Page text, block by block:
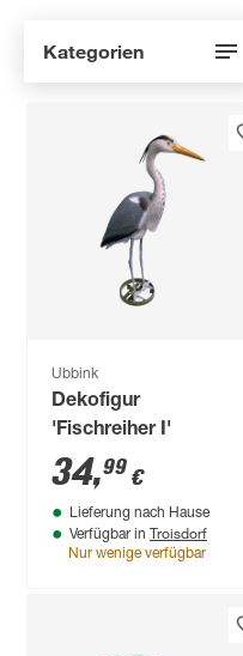
Kategorien
Ubbink
Dekofigur
'Fischreiher I'
34,99 €
Lieferung nach Hause
Verfügbar in Troisdorf
Nur wenige verfügbar